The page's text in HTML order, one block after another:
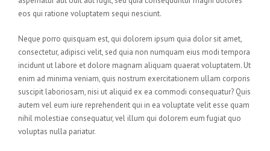
eos qui ratione voluptatem sequi nesciunt.
Neque porro quisquam est, qui dolorem ipsum quia dolor sit amet,
consectetur, adipisci velit, sed quia non numquam eius modi tempora
incidunt ut labore et dolore magnam aliquam quaerat voluptatem. Ut
enim ad minima veniam, quis nostrum exercitationem ullam corporis
suscipit laboriosam, nisi ut aliquid ex ea commodi consequatur? Quis
autem vel eum iure reprehenderit qui in ea voluptate velit esse quam
nihil molestiae consequatur, vel illum qui dolorem eum fugiat quo
voluptas nulla pariatur.